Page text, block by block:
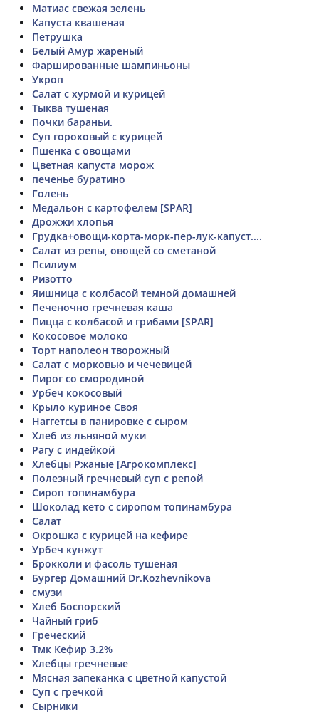
Матиас свежая зелень
Капуста квашеная
Петрушка
Белый Амур жареный
Фаршированные шампиньоны
Укроп
Салат с хурмой и курицей
Тыква тушеная
Почки бараньи.
Суп гороховый с курицей
Пшенка с овощами
Цветная капуста морож
печенье буратино
Голень
Медальон с картофелем [SPAR]
Дрожжи хлопья
Грудка+овощи-корта-морк-пер-лук-капуст....
Салат из репы, овощей со сметаной
Псилиум
Ризотто
Яишница с колбасой темной домашней
Печеночно гречневая каша
Пицца с колбасой и грибами [SPAR]
Кокосовое молоко
Торт наполеон творожный
Салат с морковью и чечевицей
Пирог со смородиной
Урбеч кокосовый
Крыло куриное Своя
Наггетсы в панировке с сыром
Хлеб из льняной муки
Рагу с индейкой
Хлебцы Ржаные [Агрокомплекс]
Полезный гречневый суп с репой
Сироп топинамбура
Шоколад кето с сиропом топинамбура
Салат
Окрошка с курицей на кефире
Урбеч кунжут
Брокколи и фасоль тушеная
Бургер Домашний Dr.Kozhevnikova
смузи
Хлеб Боспорский
Чайный гриб
Греческий
Тмк Кефир 3.2%
Хлебцы гречневые
Мясная запеканка с цветной капустой
Суп с гречкой
Сырники